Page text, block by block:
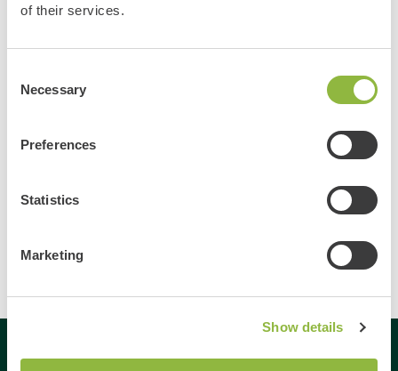
of their services.
Selection
Necessary
Preferences
Statistics
Marketing
Show details
Heideweek Ede
Delen